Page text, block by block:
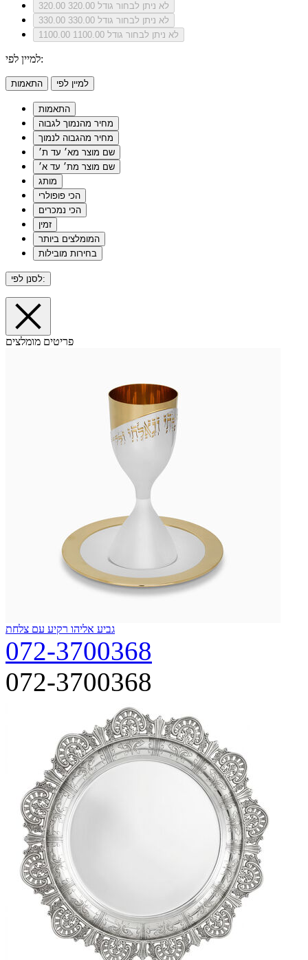
320.00
לא ניתן לבחור גודל 320.00
330.00
לא ניתן לבחור גודל 330.00
1100.00
לא ניתן לבחור גודל 1100.00
למיין לפי:
התאמות למיין לפי
התאמות
מחיר מהנמוך לגבוה
מחיר מהגבוה לנמוך
שם מוצר מא׳ עד ת׳
שם מוצר מת׳ עד א׳
מותג
הכי פופולרי
הכי נמכרים
זמין
המומלצים ביותר
בחירות מובילות
לסנן לפי:
פריטים מומלצים
גביע אליהו רקיע עם צלחת
072-3700368
072-3700368